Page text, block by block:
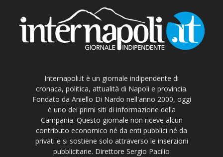
Internapoli.it è un giornale indipendente di
cronaca, politica, attualità di Napoli e provincia.
Fondato da Aniello Di Nardo nell'anno 2000, oggi
è uno dei primi siti di informazione della
Campania. Questo giornale non riceve alcun
contributo economico né da enti pubblici né da
privati e si sostiene solo attraverso le inserzioni
pubblicitarie. Direttore Sergio Pacilio